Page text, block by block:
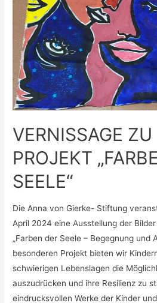
VERNISSAGE
PROJEKT
SEELE“
Die Anna von Gierke- Stiftung
April 2024 eine Ausstellung der
„Farben der Seele – Begegnung und
besonderen Projekt bieten wir
schwierigen Lebenslagen die
auszudrücken und ihre Resilienz zu
eindrucksvollen Werke der Kinder